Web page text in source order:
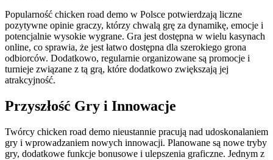
Popularność chicken road demo w Polsce potwierdzają liczne
pozytywne opinie graczy, którzy chwalą grę za dynamikę, emocje i
potencjalnie wysokie wygrane. Gra jest dostępna w wielu kasynach
online, co sprawia, że jest łatwo dostępna dla szerokiego grona
odbiorców. Dodatkowo, regularnie organizowane są promocje i
turnieje związane z tą grą, które dodatkowo zwiększają jej
atrakcyjność.
Przyszłość Gry i Innowacje
Twórcy chicken road demo nieustannie pracują nad udoskonalaniem
gry i wprowadzaniem nowych innowacji. Planowane są nowe tryby
gry, dodatkowe funkcje bonusowe i ulepszenia graficzne. Jednym z